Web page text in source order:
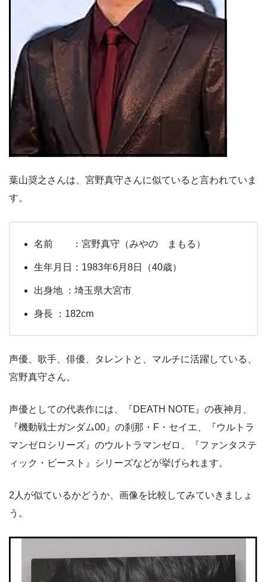
葉山奨之さんは、宮野真守さんに似ていると言われていま
す。
名前 ：宮野真守（みやの まもる）
生年月日：1983年6月8日（40歳）
出身地 ：埼玉県大宮市
身長 ：182cm
声優、歌手、俳優、タレントと、マルチに活躍している、
宮野真守さん。
声優としての代表作には、『DEATH NOTE』の夜神月、
『機動戦士ガンダム00』の刹那・F・セイエ、『ウルトラ
マンゼロシリーズ』のウルトラマンゼロ、『ファンタステ
ィック・ビースト』シリーズなどが挙げられます。
2人が似ているかどうか、画像を比較してみていきましょ
う。